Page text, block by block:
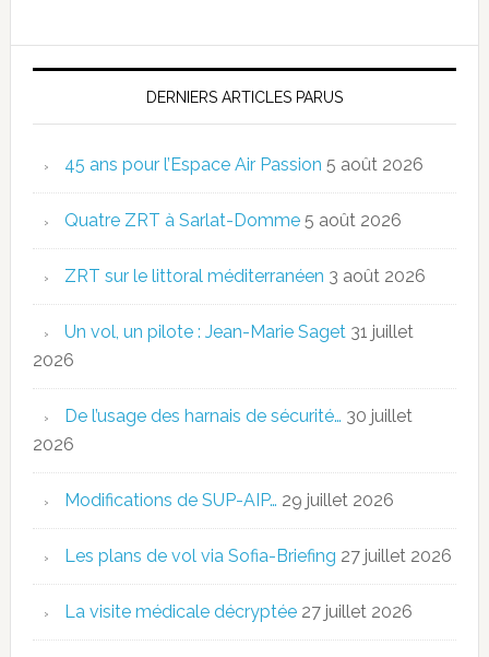
DERNIERS ARTICLES PARUS
45 ans pour l’Espace Air Passion 5 août 2026
Quatre ZRT à Sarlat-Domme 5 août 2026
ZRT sur le littoral méditerranéen 3 août 2026
Un vol, un pilote : Jean-Marie Saget 31 juillet
2026
De l’usage des harnais de sécurité… 30 juillet
2026
Modifications de SUP-AIP… 29 juillet 2026
Les plans de vol via Sofia-Briefing 27 juillet 2026
La visite médicale décryptée 27 juillet 2026